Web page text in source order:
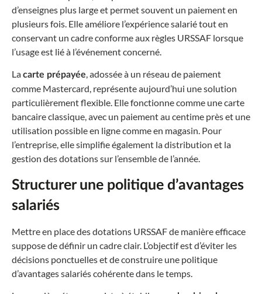
d’enseignes plus large et permet souvent un paiement en
plusieurs fois. Elle améliore l’expérience salarié tout en
conservant un cadre conforme aux règles URSSAF lorsque
l’usage est lié à l’événement concerné.
Lacarte prépayée, adossée à un réseau de paiement
comme Mastercard, représente aujourd’hui une solution
particulièrement flexible. Elle fonctionne comme une carte
bancaire classique, avec un paiement au centime près et une
utilisation possible en ligne comme en magasin. Pour
l’entreprise, elle simplifie également la distribution et la
gestion des dotations sur l’ensemble de l’année.
Structurer une politique d’avantages
salariés
Mettre en place des dotations URSSAF de manière efficace
suppose de définir un cadre clair. L’objectif est d’éviter les
décisions ponctuelles et de construire une politique
d’avantages salariés cohérente dans le temps.